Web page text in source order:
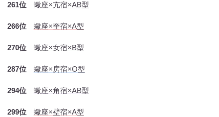
261位 蠍座×亢宿×AB型
266位 蠍座×奎宿×A型
270位 蠍座×女宿×B型
287位 蠍座×房宿×O型
294位 蠍座×角宿×AB型
299位 蠍座×壁宿×A型